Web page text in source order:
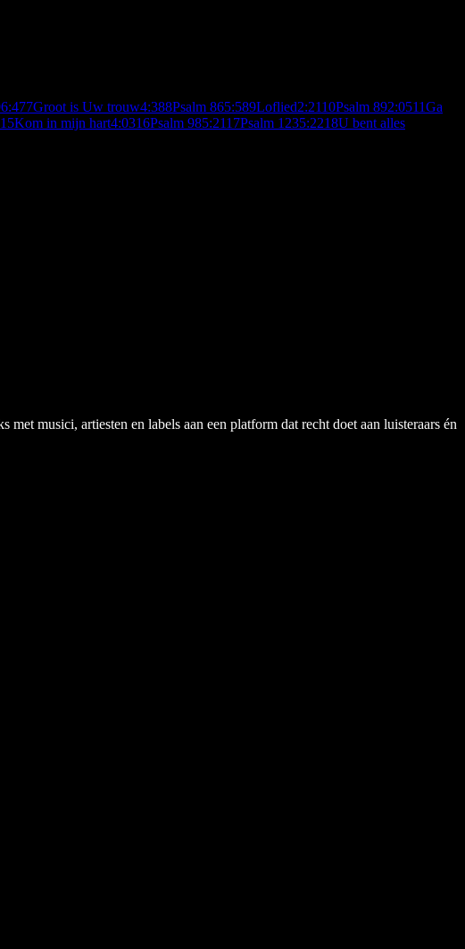
6:477Groot is Uw trouw4:388Psalm 865:589Loflied2:2110Psalm 892:0511Ga
15Kom in mijn hart4:0316Psalm 985:2117Psalm 1235:2218U bent alles
musici, artiesten en labels aan een platform dat recht doet aan luisteraars én